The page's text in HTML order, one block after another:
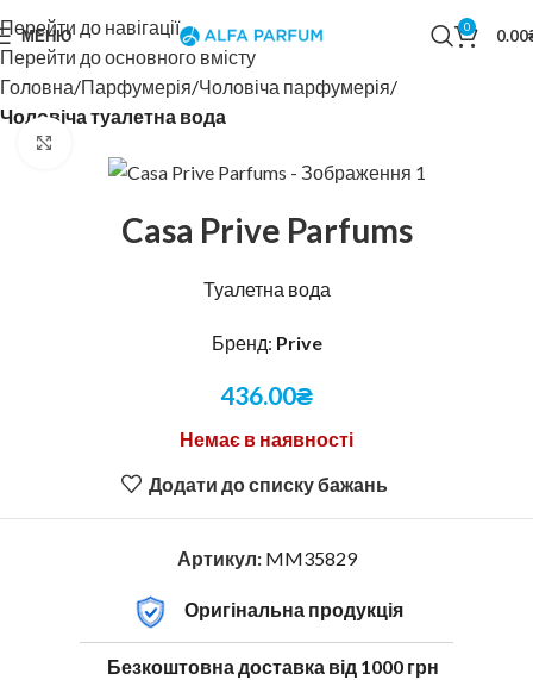
Перейти до навігації
Перейти до основного вмісту
МЕНЮ 0 0.00
Головна Парфумерія Чоловіча парфумерія
Чоловіча туалетна вода
Casa Prive Parfums
Туалетна вода
Бренд: Prive
436.00₴
Немає в наявності
Додати до списку бажань
Артикул: MM35829
Оригінальна продукція
Безкоштовна доставка від 1000 грн